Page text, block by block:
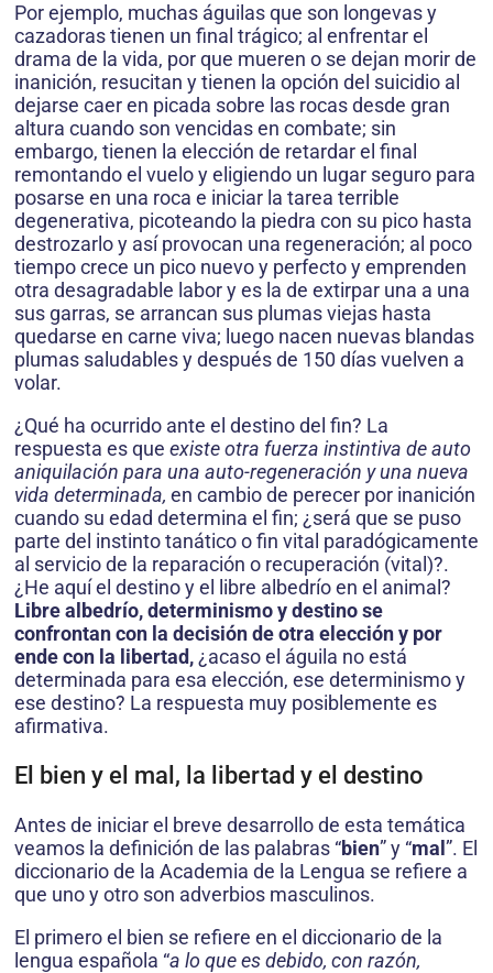
Por ejemplo, mu­chas águilas que son longevas y
cazadoras tienen un final trágico; al enfrentar el
drama de la vida, por que mueren o se dejan morir de
inanición, resucitan y tienen la opción del suicidio al
dejarse caer en picada sobre las rocas desde gran
altura cuando son vencidas en combate; sin
embargo, tienen la elección de retardar el final
remontando el vuelo y eligiendo un lugar seguro para
posarse en una roca e iniciar la tarea terrible
degenerativa, picoteando la piedra con su pico hasta
destrozarlo y así provocan una regeneración; al poco
tiempo crece un pico nuevo y perfecto y emprenden
otra desagradable labor y es la de extirpar una a una
sus ga­rras, se arrancan sus plumas viejas hasta
quedarse en carne viva; luego nacen nuevas blandas
plumas saludables y después de 150 días vuelven a
volar.
¿Qué ha ocurrido ante el destino del fin? La
respuesta es que existe otra fuerza instintiva de auto
aniquilación para una auto-regeneración y una nueva
vida determinada, en cambio de perecer por inanición
cuando su edad determina el fin; ¿será que se puso
parte del instinto tanático o fin vital paradógicamente
al servicio de la reparación o recuperación (vital)?.
¿He aquí el destino y el libre albedrío en el animal?
Libre albedrío, determinismo y destino se
confrontan con la decisión de otra elección y por
ende con la libertad,¿acaso el águila no está
determinada para esa elección, ese determinismo y
ese destino? La respuesta muy posiblemente es
afirmativa.
El bien y el mal, la libertad y el destino
Antes de iniciar el breve desarrollo de esta temática
veamos la definición de las palabras “bien” y “mal ”. El
diccionario de la Academia de la Lengua se refiere a
que uno y otro son adverbios masculinos.
El primero el bien se refiere en el diccionario de la
lengua española “a lo que es debido, con razón,